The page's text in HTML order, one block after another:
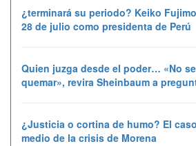
¿terminará su periodo? Keiko
28 de julio como presidenta de Perú
Quien juzga desde el poder… «No
quemar», revira Sheinbaum a
¿Justicia o cortina de humo? El
medio de la crisis de Morena